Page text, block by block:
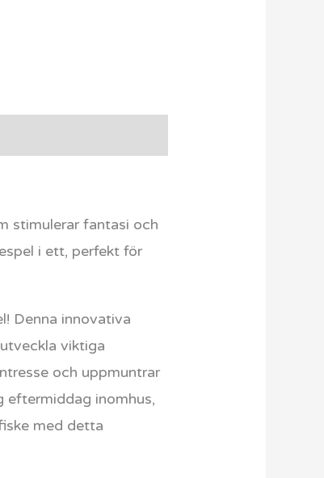
stimulerar fantasi och
i ett, perfekt för
Denna innovativa
viktiga
och uppmuntrar
eftermiddag inomhus,
med detta